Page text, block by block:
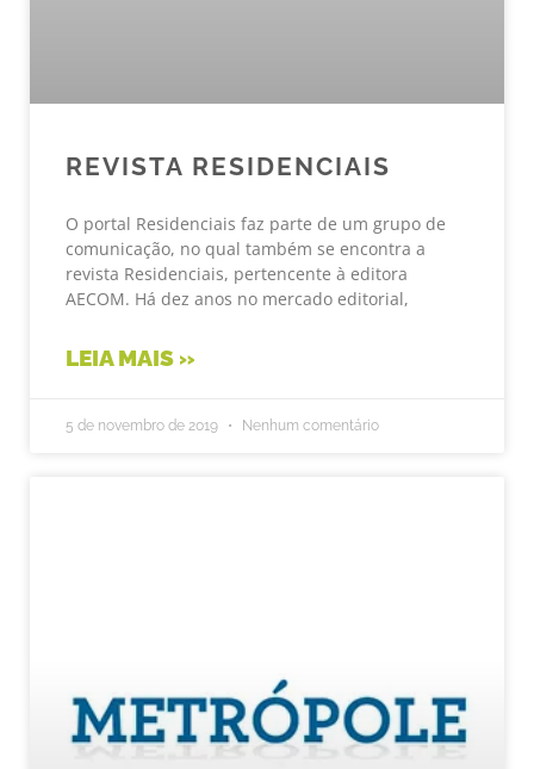
REVISTA RESIDENCIAIS
O portal Residenciais faz parte de um grupo de
comunicação, no qual também se encontra a
revista Residenciais, pertencente à editora
AECOM. Há dez anos no mercado editorial,
LEIA MAIS »
5 de novembro de 2019 Nenhum comentário